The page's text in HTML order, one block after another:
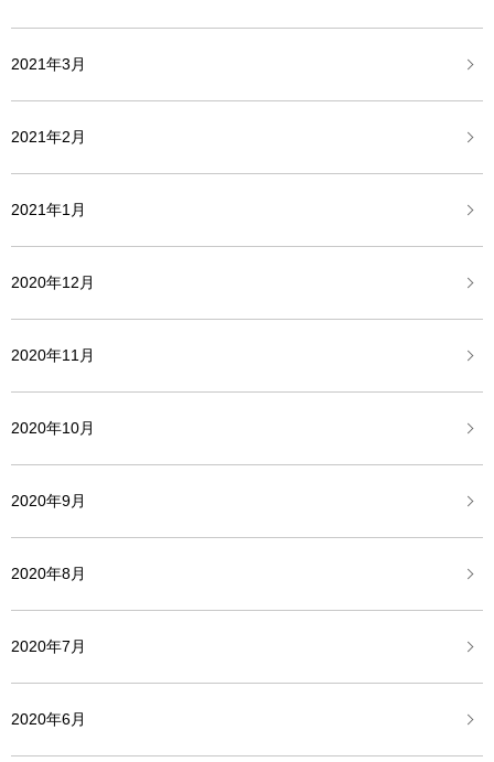
2021年3月
2021年2月
2021年1月
2020年12月
2020年11月
2020年10月
2020年9月
2020年8月
2020年7月
2020年6月